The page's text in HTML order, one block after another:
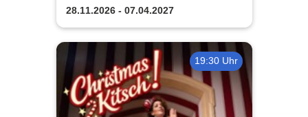
28.11.2026 - 07.04.2027
19:30 Uhr